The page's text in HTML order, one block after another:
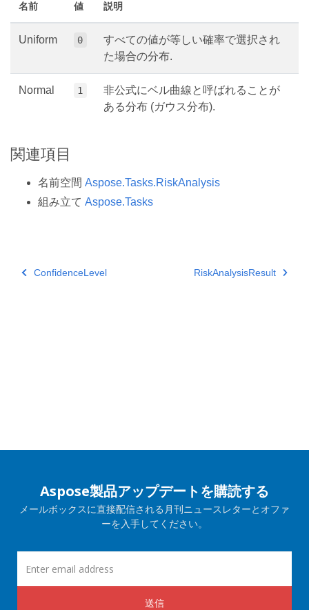
名前
値
説明
Uniform 0
すべての値が等しい確率で選択され
た場合の分布.
Normal 1
非公式にベル曲線と呼ばれることが
ある分布 (ガウス分布).
関連項目
名前空間 Aspose.Tasks.RiskAnalysis
組み立て Aspose.Tasks
ConfidenceLevel RiskAnalysisResult
Aspose製品アップデートを購読する
メールボックスに直接配信される月刊ニュースレターとオファ
ーを入手してください。
送信